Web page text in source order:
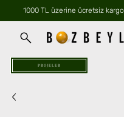
1000 TL üzerine ücretsiz kargo
PROJELER